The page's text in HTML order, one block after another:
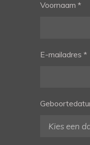
Voornaam *
E-mailadres *